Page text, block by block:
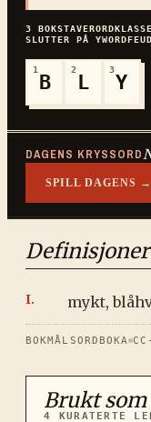
3 BOKSTAVER
SLUTTER PÅY
1
B
2
L
3
Y
DAGENS KRYSSORD
SPILL DAGENS →
Definisjoner
mykt,
BOKMÅLSORDBOKA
Brukt
4 KURATERTE